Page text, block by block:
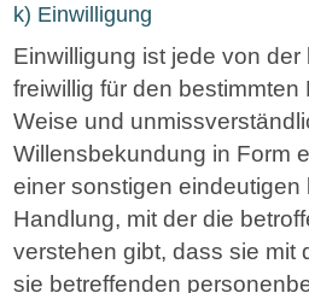
k) Einwilligung
Einwilligung ist jede von
freiwillig für den bestimmten
Weise und
Willensbekundung in Form
einer sonstigen eindeutigen
Handlung, mit der die
verstehen gibt, dass sie mit
sie betreffenden